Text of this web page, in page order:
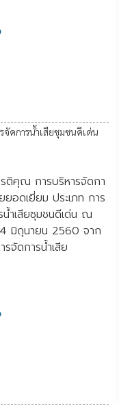
จัดการน้ำเสียชุมชนดีเด่น
รติคุณ การบริหารจัดกา
ยอดเยี่ยม ประเภท การ
น้ำเสียชุมชนดีเด่น ณ
มิถุนายน 2560 จาก
จัดการน้ำเสีย